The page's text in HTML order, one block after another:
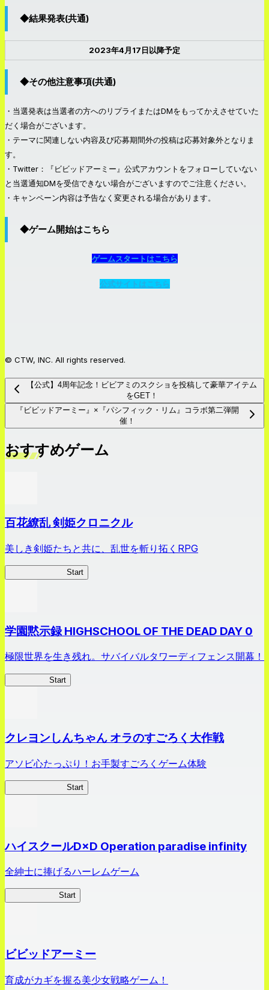
◆結果発表(共通)
2023年4月17日以降予定
◆その他注意事項(共通)
・当選発表は当選者の方へのリプライまたはDMをもってかえさせていた
だく場合がございます。
・テーマに関連しない内容及び応募期間外の投稿は応募対象外となりま
す。
・Twitter：『ビビッドアーミー』公式アカウントをフォローしていない
と当選通知DMを受信できない場合がございますのでご注意ください。
・キャンペーン内容は予告なく変更される場合があります。
◆ゲーム開始はこちら
ゲームスタートはこちら
公式サイトはこちら
© CTW, INC. All rights reserved.
【公式】4周年記念！ビビアミのスクショを投稿して豪華アイテム
をGET！
『ビビッドアーミー』×『パシフィック・リム』コラボ第二弾開
催！
おすすめゲーム
百花繚乱 剣姫クロニクル
美しき剣姫たちと共に、乱世を斬り拓くRPG
Start
学園黙示録 HIGHSCHOOL OF THE DEAD DAY 0
極限世界を生き残れ。サバイバルタワーディフェンス開幕！
Start
クレヨンしんちゃん オラのすごろく大作戦
アソビ心たっぷり！お手製すごろくゲーム体験
Start
ハイスクールD×D Operation paradise infinity
全紳士に捧げるハーレムゲーム
Start
ビビッドアーミー
育成がカギを握る美少女戦略ゲーム！